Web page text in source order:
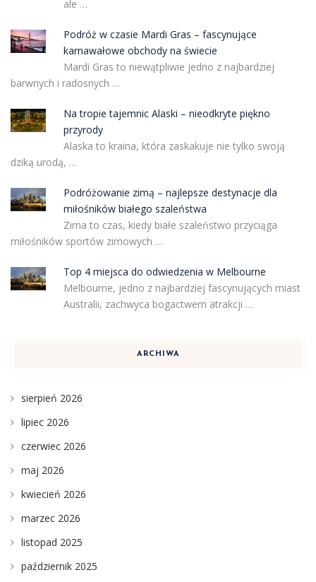
ale …
Podróż w czasie Mardi Gras – fascynujące
karnawałowe obchody na świecie
Mardi Gras to niewątpliwie jedno z najbardziej
barwnych i radosnych …
Na tropie tajemnic Alaski – nieodkryte piękno
przyrody
Alaska to kraina, która zaskakuje nie tylko swoją
dziką urodą, …
Podróżowanie zimą – najlepsze destynacje dla
miłośników białego szaleństwa
Zima to czas, kiedy białe szaleństwo przyciąga
miłośników sportów zimowych …
Top 4 miejsca do odwiedzenia w Melbourne
Melbourne, jedno z najbardziej fascynujących miast
Australii, zachwyca bogactwem atrakcji …
ARCHIWA
sierpień 2026
lipiec 2026
czerwiec 2026
maj 2026
kwiecień 2026
marzec 2026
listopad 2025
październik 2025